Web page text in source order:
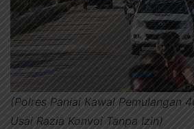
(Polres Paniai Kawal Pemulangan
Usai Razia Konvoi Tanpa Izin)